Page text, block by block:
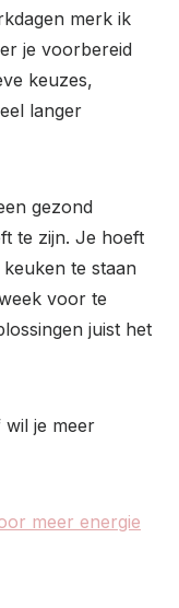
merk ik
je voorbereid
keuzes,
langer
gezond
te zijn. Je hoeft
te staan
voor te
juist het
wil je meer
meer energie